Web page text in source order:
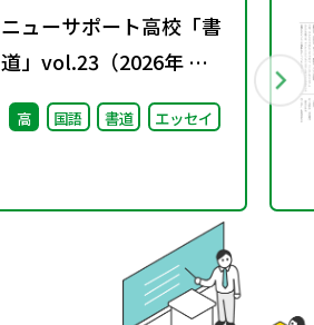
ニューサポート高校「書
道」vol.23（2026年 春
号）
高 国語 書道 エッセイ